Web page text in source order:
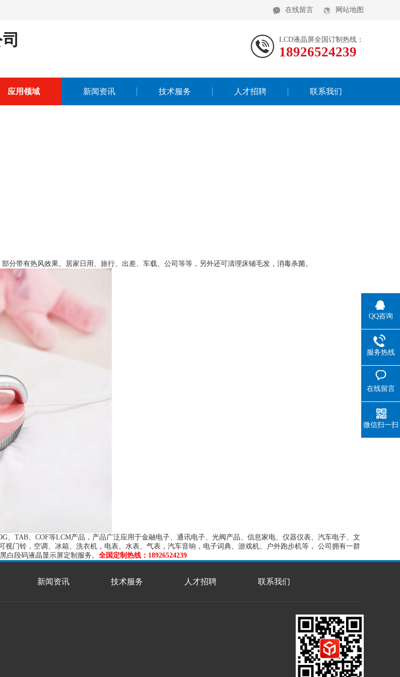
在线留言 网站地图
LCD液晶屏全国订制热线：
18926524239
应用领域 新闻资讯 技术服务 人才招聘 联系我们
分带有热风效果。居家日用、旅行、出差、车载、公司等等，另外还可清理床铺毛发，消毒杀菌。
、TAB、COF等LCM产品，产品广泛应用于金融电子、通讯电子、光阀产品、信息家电、仪器仪表、汽车电子、文
门铃，空调、冰箱、洗衣机，电表、水表、气表，汽车音响，电子词典、游戏机、户外跑步机等， 公司拥有一群
白段码液晶显示屏定制服务。 全国定制热线：18926524239
新闻资讯 技术服务 人才招聘 联系我们
QQ咨询
服务热线
在线留言
微信扫一扫